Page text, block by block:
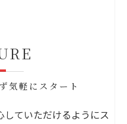
気軽にスタート
ていただけるようにス